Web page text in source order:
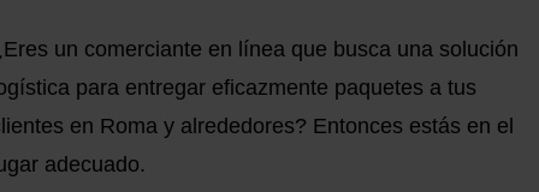
un comerciante en línea que busca una solución
para entregar eficazmente paquetes a tus
en Roma y alrededores? Entonces estás en el
adecuado.